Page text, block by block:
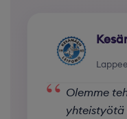
“ Olemme
yhteistyötä